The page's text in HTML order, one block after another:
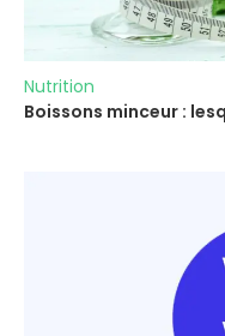
Nutrition
Boissons minceur :